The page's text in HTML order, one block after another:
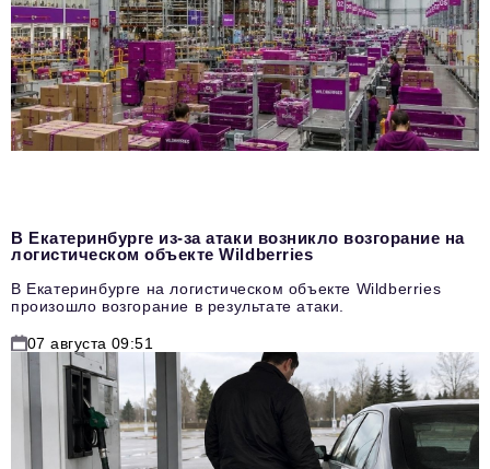
В Екатеринбурге из-за атаки возникло возгорание на
логистическом объекте Wildberries
В Екатеринбурге на логистическом объекте Wildberries
произошло возгорание в результате атаки.
07 августа 09:51